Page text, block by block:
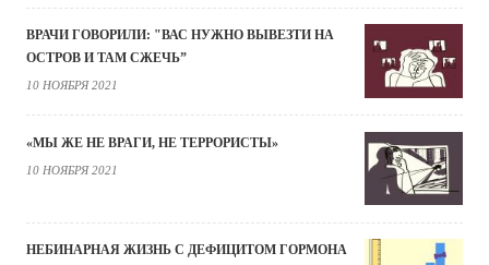
ВРАЧИ ГОВОРИЛИ: "ВАС НУЖНО ВЫВЕЗТИ НА
ОСТРОВ И ТАМ СЖЕЧЬ”
10 НОЯБРЯ 2021
«МЫ ЖЕ НЕ ВРАГИ, НЕ ТЕРРОРИСТЫ»
10 НОЯБРЯ 2021
НЕБИНАРНАЯ ЖИЗНЬ С ДЕФИЦИТОМ ГОРМОНА